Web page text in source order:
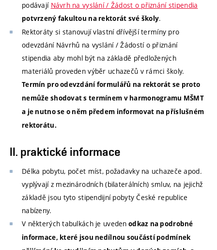
podávají Návrh na vyslání / Žádost o přiznání stipendia
potvrzený fakultou na rektorát své školy.
Rektoráty si stanovují vlastní dřívější termíny pro
odevzdání Návrhů na vyslání / Žádostí o přiznání
stipendia aby mohl být na základě předložených
materiálů proveden výběr uchazečů v rámci školy.
Termín pro odevzdání formulářů na rektorát se proto
nemůže shodovat s termínem v harmonogramu MŠMT
a je nutno se o něm předem informovat na příslušném
rektorátu.
II. praktické informace
Délka pobytu, počet míst, požadavky na uchazeče apod.
vyplývají z mezinárodních (bilaterálních) smluv, na jejichž
základě jsou tyto stipendijní pobyty České republice
nabízeny.
V některých tabulkách je uveden odkaz na podrobné
informace, které jsou nedílnou součástí podmínek